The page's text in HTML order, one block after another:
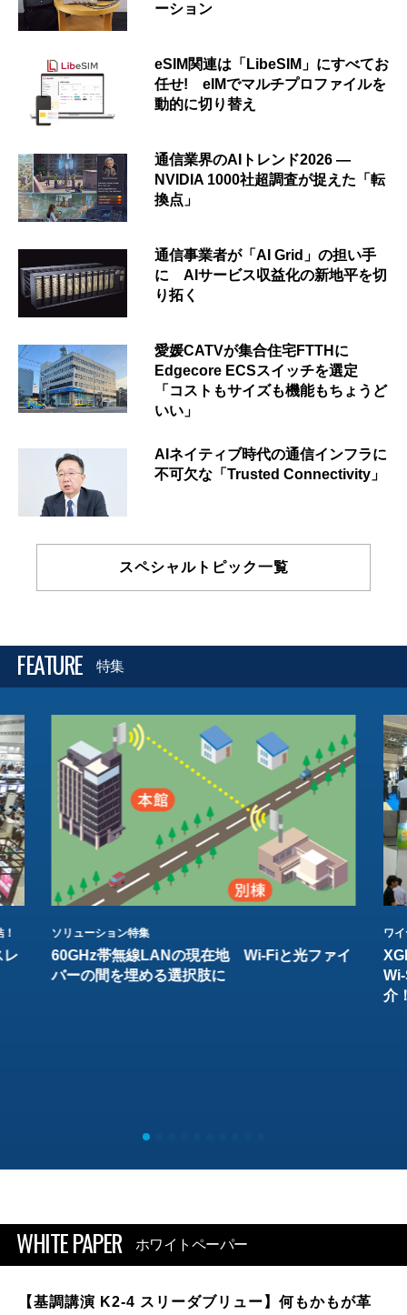
ーション
eSIM関連は「LibeSIM」にすべてお
任せ! eIMでマルチプロファイルを
動的に切り替え
通信業界のAIトレンド2026 ―
NVIDIA 1000社超調査が捉えた「転
換点」
通信事業者が「AI Grid」の担い手
に AIサービス収益化の新地平を切
り拓く
愛媛CATVが集合住宅FTTHに
Edgecore ECSスイッチを選定
「コストもサイズも機能もちょうど
いい」
AIネイティブ時代の通信インフラに
不可欠な「Trusted Connectivity」
スペシャルトピック一覧
FEATURE 特集
レ
ソリューション特集
60GHz帯無線LANの現在地 Wi-Fiと光ファイ
バーの間を埋める選択肢に
ワ
介
WHITE PAPER ホワイトペーパー
【基調講演 K2-4 スリーダブリュー】何もかもが革